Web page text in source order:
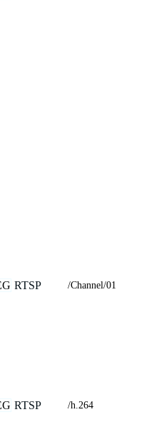
RTSP /Channel/01
RTSP /h.264